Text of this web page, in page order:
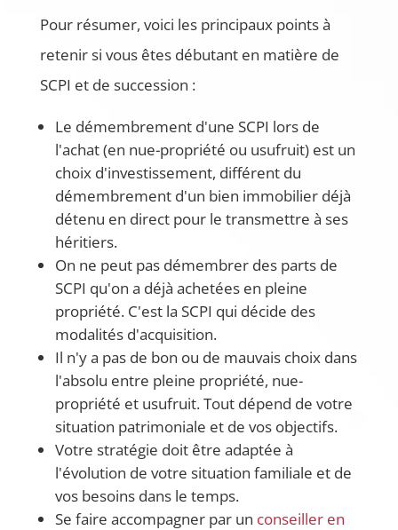
Pour résumer, voici les principaux points à
retenir si vous êtes débutant en matière de
SCPI et de succession :
Le démembrement d'une SCPI lors de
l'achat (en nue-propriété ou usufruit) est un
choix d'investissement, différent du
démembrement d'un bien immobilier déjà
détenu en direct pour le transmettre à ses
héritiers.
On ne peut pas démembrer des parts de
SCPI qu'on a déjà achetées en pleine
propriété. C'est la SCPI qui décide des
modalités d'acquisition.
Il n'y a pas de bon ou de mauvais choix dans
l'absolu entre pleine propriété, nue-
propriété et usufruit. Tout dépend de votre
situation patrimoniale et de vos objectifs.
Votre stratégie doit être adaptée à
l'évolution de votre situation familiale et de
vos besoins dans le temps.
Se faire accompagner par un conseiller en